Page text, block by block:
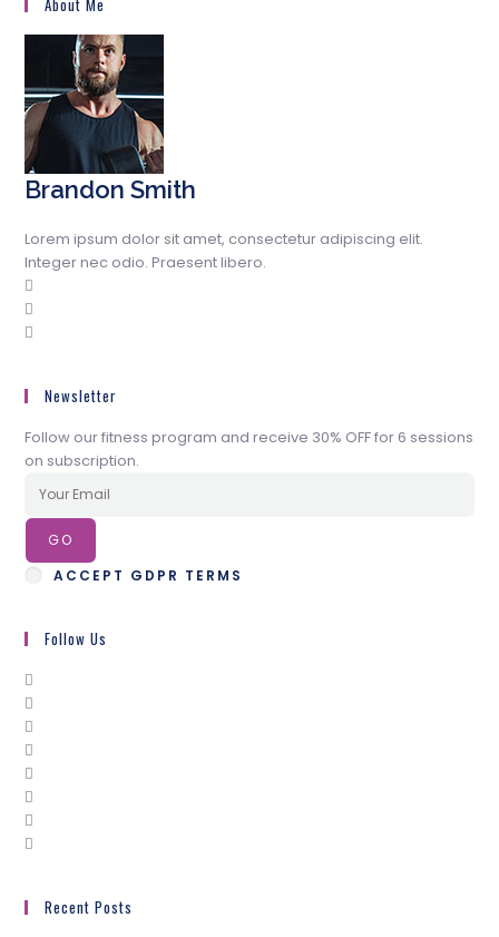
About Me
Brandon Smith
Lorem ipsum dolor sit amet, consectetur adipiscing elit.
Integer nec odio. Praesent libero.
Newsletter
Follow our fitness program and receive 30% OFF for 6 sessions
on subscription.
GO
ACCEPT GDPR TERMS
Follow Us
Recent Posts